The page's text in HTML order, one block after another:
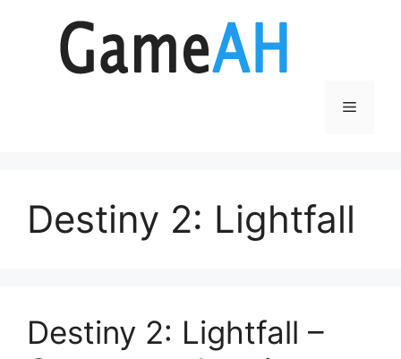
Menu
Destiny 2: Lightfall
Destiny 2: Lightfall –